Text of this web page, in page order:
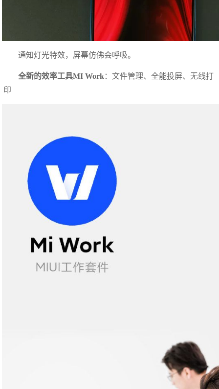
通知灯光特效，屏幕仿佛会呼吸。
全新的效率工具MI Work：文件管理、全能投屏、无线打
印